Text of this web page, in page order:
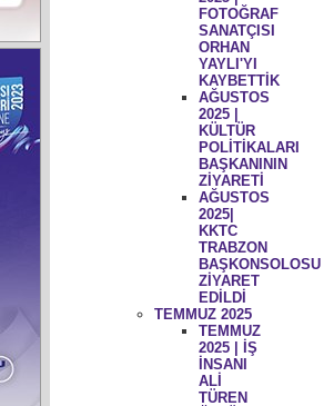
FOTOĞRAF
SANATÇISI
ORHAN
YAYLI'YI
KAYBETTİK
AĞUSTOS
2025 |
KÜLTÜR
POLİTİKALARI
BAŞKANININ
ZİYARETİ
AĞUSTOS
2025|
KKTC
TRABZON
BAŞKONSOLOSU
ZİYARET
EDİLDİ
TEMMUZ 2025
TEMMUZ
2025 | İŞ
İNSANI
ALİ
TÜREN